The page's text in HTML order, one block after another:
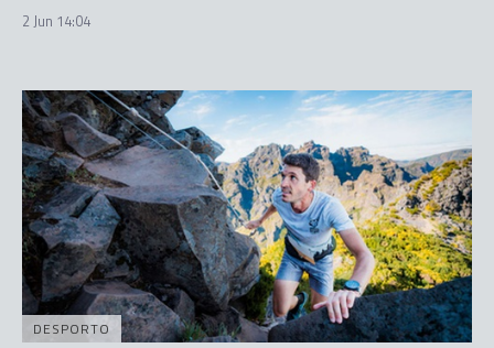
2 Jun 14:04
DESPORTO